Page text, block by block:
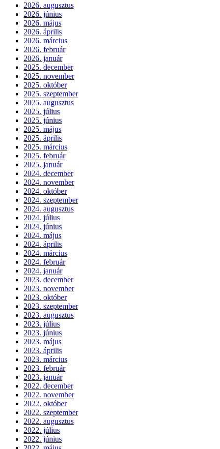
2026. augusztus
2026. június
2026. május
2026. április
2026. március
2026. február
2026. január
2025. december
2025. november
2025. október
2025. szeptember
2025. augusztus
2025. július
2025. június
2025. május
2025. április
2025. március
2025. február
2025. január
2024. december
2024. november
2024. október
2024. szeptember
2024. augusztus
2024. július
2024. június
2024. május
2024. április
2024. március
2024. február
2024. január
2023. december
2023. november
2023. október
2023. szeptember
2023. augusztus
2023. július
2023. június
2023. május
2023. április
2023. március
2023. február
2023. január
2022. december
2022. november
2022. október
2022. szeptember
2022. augusztus
2022. július
2022. június